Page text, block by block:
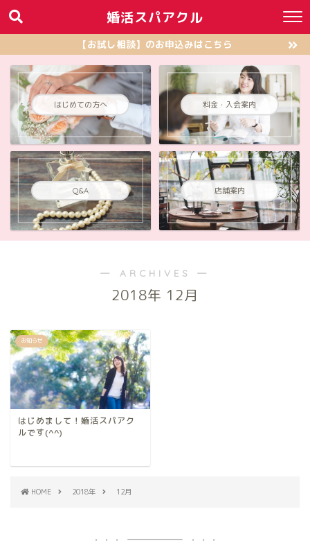
婚活スパアクル
【お試し相談】のお申込みはこちら
はじめての方へ 料金・入会案内
Q&A 店舗案内
― ARCHIVES ―
2018年 12月
お知らせ
はじめまして！婚活スパアク
ルです(^^)
HOME 2018年 12月